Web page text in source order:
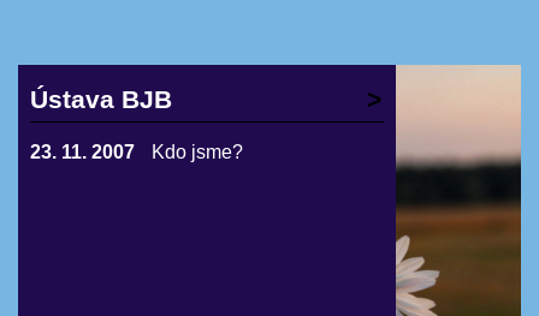
Ústava BJB
23. 11. 2007 Kdo jsme?